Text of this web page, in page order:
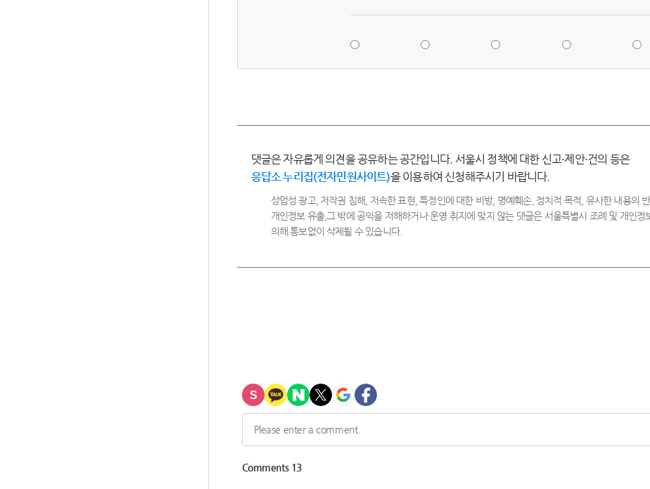
댓글은 자유롭게 의견을 공유하는 공간입니다. 서울시 정책에 대한 신고·제안·건의 등은
응답소 누리집(전자민원사이트)을 이용하여 신청해주시기 바랍니다.
상업성 광고, 저작권 침해, 저속한 표현, 특정인에 대한 비방, 명예훼손, 정치적 목적, 유사한 내용의
개인정보 유출,그 밖에 공익을 저해하거나 운영 취지에 맞지 않는 댓글은 서울특별시 조례 및 개인정
의해 통보없이 삭제될 수 있습니다.